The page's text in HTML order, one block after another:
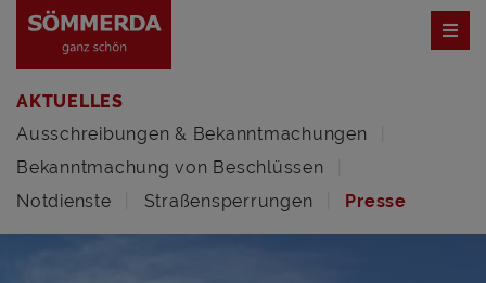
AKTUELLES
Ausschreibungen & Bekanntmachungen
Bekanntmachung von Beschlüssen
Notdienste
Straßensperrungen Presse